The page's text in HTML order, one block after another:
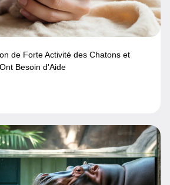
de Forte Activité des Chatons et
Besoin d'Aide